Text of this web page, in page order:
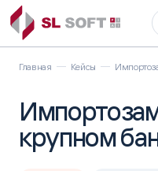
Главная Кейсы
крупном